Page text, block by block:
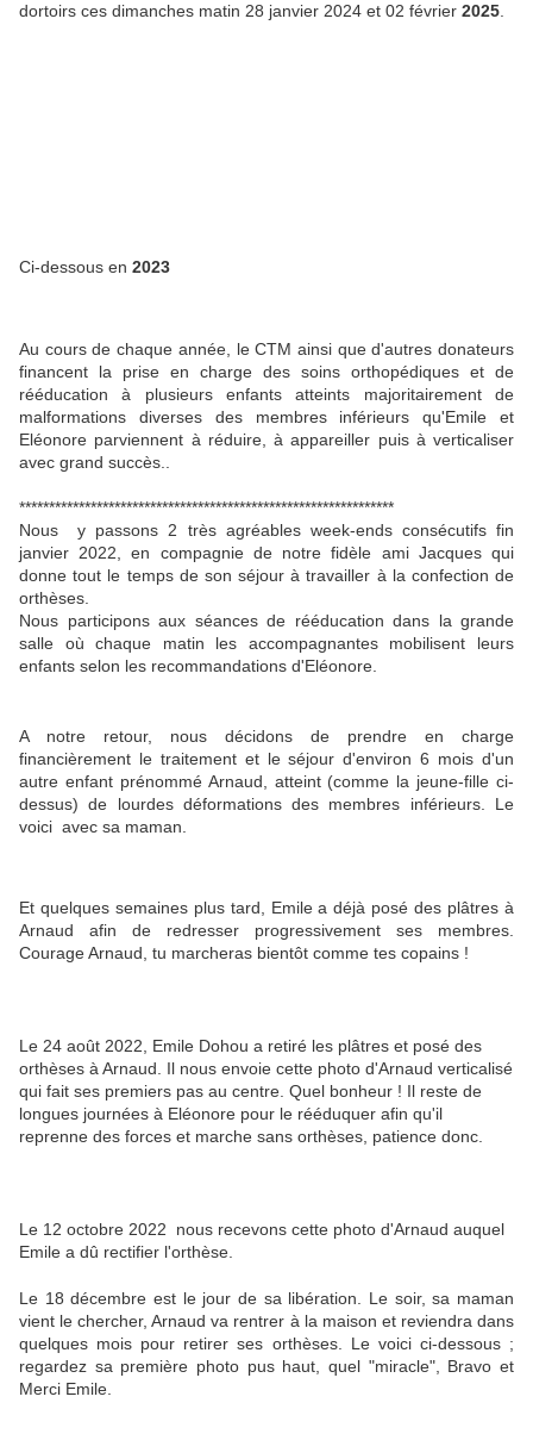
dortoirs ces dimanches matin 28 janvier 2024 et 02 février 2025
Ci-dessous en 2023
Au cours de chaque année, le CTM ainsi que d'autres donateurs
financent la prise en charge des soins orthopédiques et de
rééducation à plusieurs enfants atteints majoritairement de
malformations diverses des membres inférieurs qu'Emile et
Eléonore parviennent à réduire, à appareiller puis à verticaliser
avec grand succès..
***************************************************************
Nous y passons 2 très agréables week-ends consécutifs fin
janvier 2022, en compagnie de notre fidèle ami Jacques qui
donne tout le temps de son séjour à travailler à la confection de
orthèses.
Nous participons aux séances de rééducation dans la grande
salle où chaque matin les accompagnantes mobilisent leurs
enfants selon les recommandations d'Eléonore.
A notre retour, nous décidons de prendre en charge
financièrement le traitement et le séjour d'environ 6 mois d'un
autre enfant prénommé Arnaud, atteint (comme la jeune-fille ci-
dessus) de lourdes déformations des membres inférieurs. Le
voici avec sa maman.
Et quelques semaines plus tard, Emile a déjà posé des plâtres à
Arnaud afin de redresser progressivement ses membres.
Courage Arnaud, tu marcheras bientôt comme tes copains !
Le 24 août 2022, Emile Dohou a retiré les plâtres et posé des
orthèses à Arnaud. Il nous envoie cette photo d'Arnaud verticalisé
qui fait ses premiers pas au centre. Quel bonheur ! Il reste de
longues journées à Eléonore pour le rééduquer afin qu'il
reprenne des forces et marche sans orthèses, patience donc.
Le 12 octobre 2022 nous recevons cette photo d'Arnaud auquel
Emile a dû rectifier l'orthèse.
Le 18 décembre est le jour de sa libération. Le soir, sa maman
vient le chercher, Arnaud va rentrer à la maison et reviendra dans
quelques mois pour retirer ses orthèses. Le voici ci-dessous ;
regardez sa première photo pus haut, quel "miracle", Bravo et
Merci Emile.